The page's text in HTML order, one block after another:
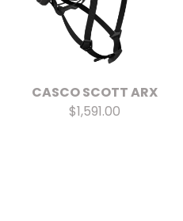
CASCO SCOTT ARX
$1,591.00